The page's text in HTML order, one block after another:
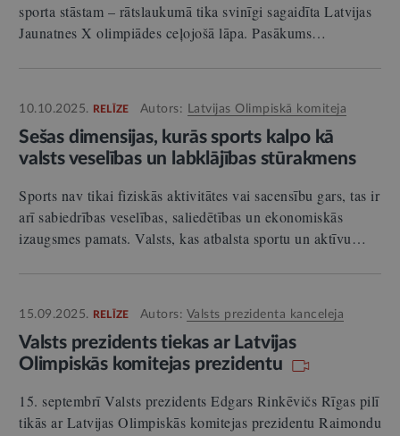
sporta stāstam – rātslaukumā tika svinīgi sagaidīta Latvijas
Jaunatnes X olimpiādes ceļojošā lāpa. Pasākums…
10.10.2025. RELĪZE Autors: Latvijas Olimpiskā komiteja
Sešas dimensijas, kurās sports kalpo kā
valsts veselības un labklājības stūrakmens
Sports nav tikai fiziskās aktivitātes vai sacensību gars, tas ir
arī sabiedrības veselības, saliedētības un ekonomiskās
izaugsmes pamats. Valsts, kas atbalsta sportu un aktīvu…
15.09.2025. RELĪZE Autors: Valsts prezidenta kanceleja
Valsts prezidents tiekas ar Latvijas
Olimpiskās komitejas prezidentu
15. septembrī Valsts prezidents Edgars Rinkēvičs Rīgas pilī
tikās ar Latvijas Olimpiskās komitejas prezidentu Raimondu